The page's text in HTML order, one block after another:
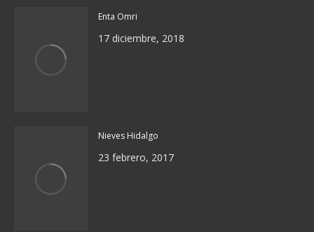
Enta Omri
17 diciembre, 2018
Nieves Hidalgo
23 febrero, 2017